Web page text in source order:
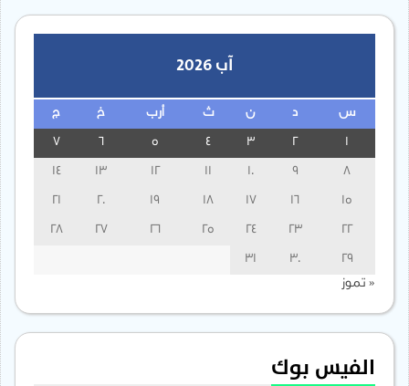
آب 2026
س ن ث أرب خ ج
3
13
14
15
16
17
18
19
20
21
22
23
24
25
26
27
28
29
30
31
« تموز
الفيس بوك